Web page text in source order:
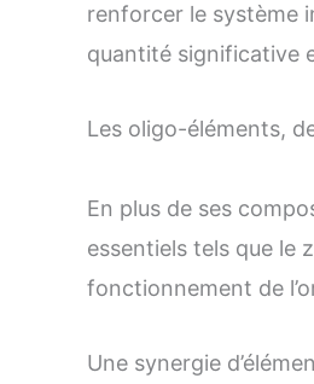
renforcer le système
quantité significative
Les oligo-éléments,
En plus de ses
essentiels tels que le
fonctionnement de
Une synergie